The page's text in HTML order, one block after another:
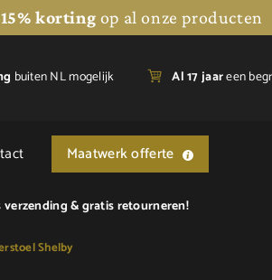
15% korting op al onze producten
buiten NL mogelijk Al 17 jaareen
Maatwerk offerte
verzending &gratis retourneren!
Shelby